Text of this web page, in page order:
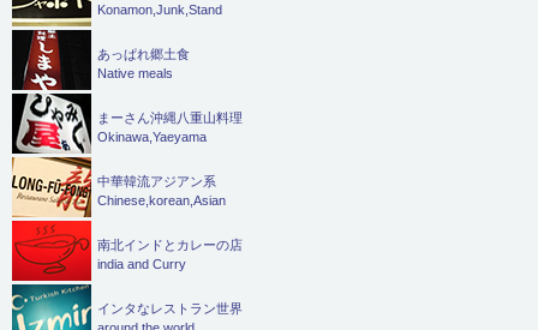
Konamon,Junk,Stand
あっぱれ郷土食
Native meals
まーさん沖縄八重山料理
Okinawa,Yaeyama
中華韓流アジアン系
Chinese,korean,Asian
南北インドとカレーの店
india and Curry
インタなレストラン世界